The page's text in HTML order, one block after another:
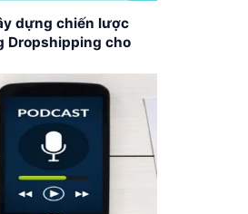
dựng chiến lược
Dropshipping cho